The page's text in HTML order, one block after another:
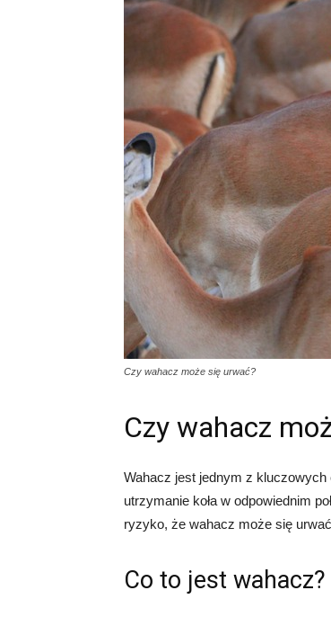
Czy wahacz może się urwać?
Czy wahacz
Wahacz jest jednym z kluczowych
utrzymanie koła w odpowiednim
ryzyko, że wahacz może się
Co to jest wahacz?